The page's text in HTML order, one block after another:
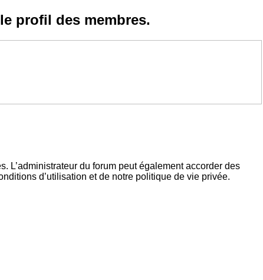
profil des membres.
L’administrateur du forum peut également accorder des
d’utilisation et de notre politique de vie privée.